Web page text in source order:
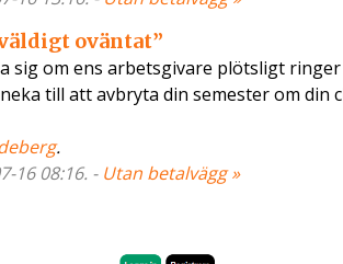
oväntat”
sig om ens arbetsgivare plötsligt ringer
till att avbryta din semester om din
.
16 08:16. - Utan betalvägg »